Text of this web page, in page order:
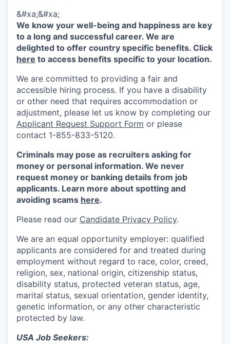
&#xa;&#xa;
We know your well-being and happiness are key
to a long and successful career. We are
delighted to offer country specific benefits. Click
here to access benefits specific to your location.
We are committed to providing a fair and
accessible hiring process. If you have a disability
or other need that requires accommodation or
adjustment, please let us know by completing our
Applicant Request Support Form or please
contact 1-855-833-5120.
Criminals may pose as recruiters asking for
money or personal information. We never
request money or banking details from job
applicants. Learn more about spotting and
avoiding scams here.
Please read our Candidate Privacy Policy.
We are an equal opportunity employer: qualified
applicants are considered for and treated during
employment without regard to race, color, creed,
religion, sex, national origin, citizenship status,
disability status, protected veteran status, age,
marital status, sexual orientation, gender identity,
genetic information, or any other characteristic
protected by law.
USA Job Seekers: